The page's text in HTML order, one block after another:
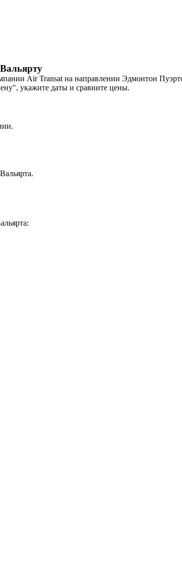
Air Transat на направлении Эдмонтон
укажите даты и сравните цены.